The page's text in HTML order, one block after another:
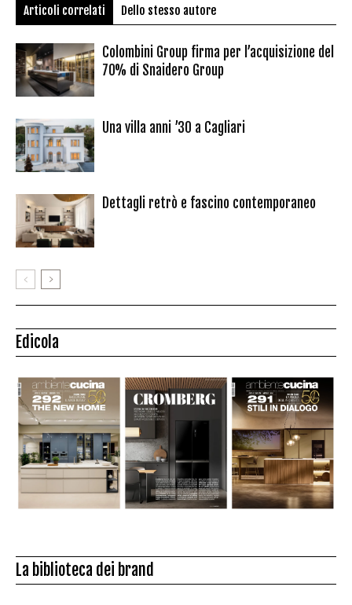
Articoli correlati Dello stesso autore
Colombini Group firma per l’acquisizione del
70% di Snaidero Group
Una villa anni ’30 a Cagliari
Dettagli retrò e fascino contemporaneo
Edicola
La biblioteca dei brand